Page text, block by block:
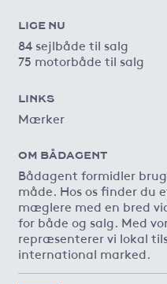
LIGE NU
84 sejlbåde til salg
75 motorbåde til salg
LINKS
Mærker
OM BÅDAGENT
Bådagent formidler
måde. Hos os finder du
mæglere med en bred
for både og salg. Med
repræsenterer vi lokal
international marked.